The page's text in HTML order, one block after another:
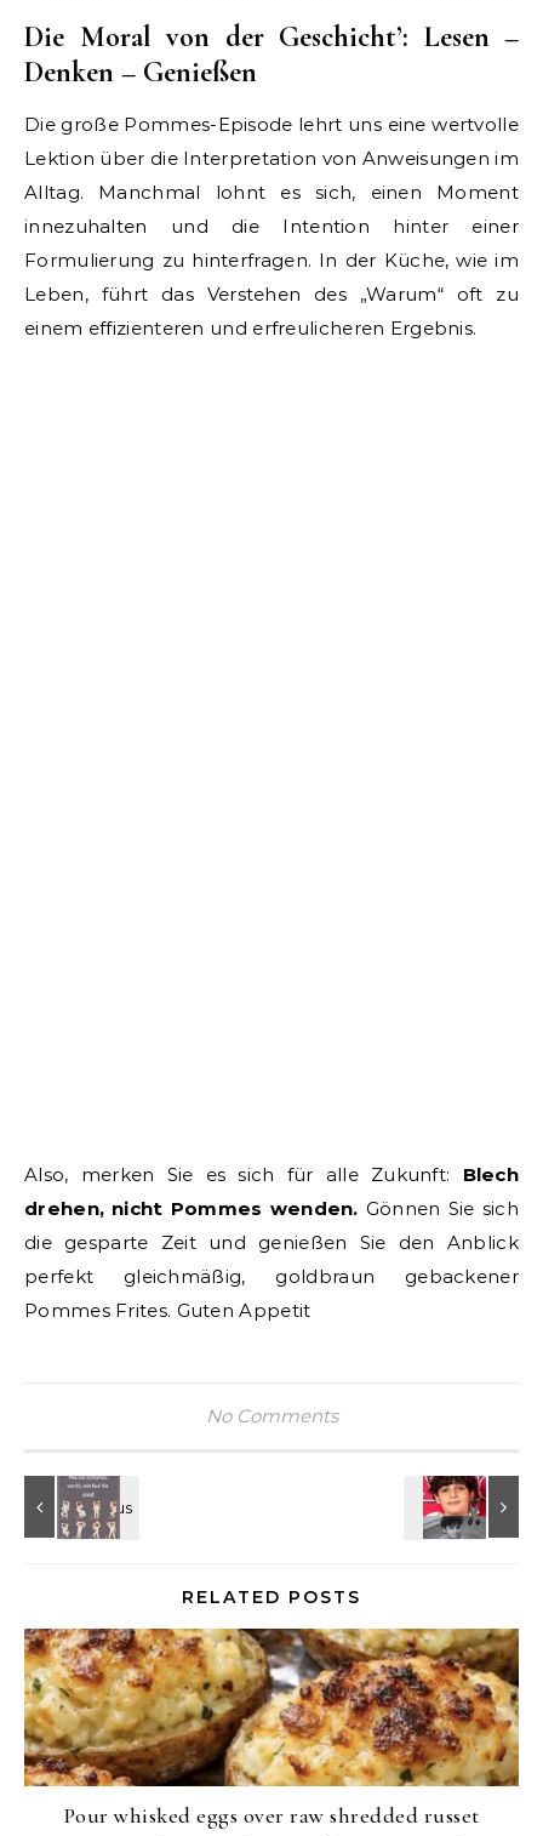
Die Moral von der Geschicht’: Lesen –
Denken – Genießen
Die große Pommes-Episode lehrt uns eine wertvolle
Lektion über die Interpretation von Anweisungen im
Alltag. Manchmal lohnt es sich, einen Moment
innezuhalten und die Intention hinter einer
Formulierung zu hinterfragen. In der Küche, wie im
Leben, führt das Verstehen des „Warum“ oft zu
einem effizienteren und erfreulicheren Ergebnis.
Also, merken Sie es sich für alle Zukunft: Blech
drehen, nicht Pommes wenden. Gönnen Sie sich
die gesparte Zeit und genießen Sie den Anblick
perfekt gleichmäßig, goldbraun gebackener
Pommes Frites. Guten Appetit
No Comments
RELATED POSTS
Pour whisked eggs over raw shredded russet